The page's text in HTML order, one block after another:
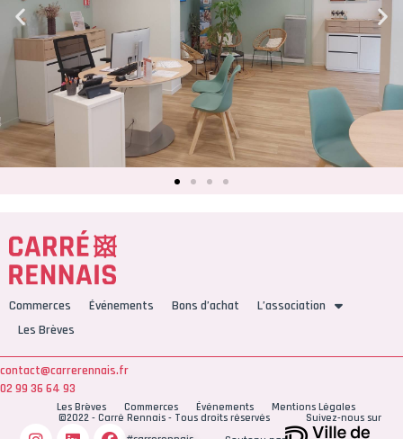
Commerces Événements Bons d’achat
L’association
Les Brèves
contact@carrerennais.fr
02 99 36 64 93
Les Brèves Commerces Événements
Mentions Légales
©2022 - Carré Rennais - Tous droits réservés
Suivez-nous sur